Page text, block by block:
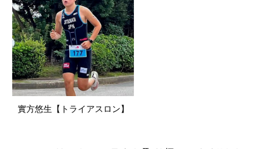
實方悠生【トライアスロン】